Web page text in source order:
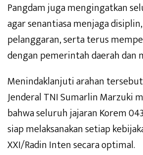
Pangdam juga mengingatkan
agar senantiasa menjaga
pelanggaran, serta terus
dengan pemerintah daerah dan
Menindaklanjuti arahan
Jenderal TNI Sumarlin Marzuki
bahwa seluruh jajaran Korem
siap melaksanakan setiap
XXI/Radin Inten secara optimal.